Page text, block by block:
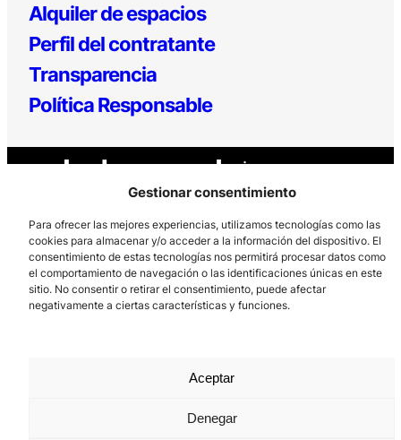
Gestionar consentimiento
Para ofrecer las mejores experiencias, utilizamos tecnologías como las
cookies para almacenar y/o acceder a la información del dispositivo. El
consentimiento de estas tecnologías nos permitirá procesar datos como
el comportamiento de navegación o las identificaciones únicas en este
sitio. No consentir o retirar el consentimiento, puede afectar
negativamente a ciertas características y funciones.
Aceptar
Denegar
Alquiler de espacios
Perfil del contratante
Transparencia
Política Responsable
Los Prados, 121 – 33203 Gijón
985 185 577 – info@laboralcentrodearte.org
Contacto